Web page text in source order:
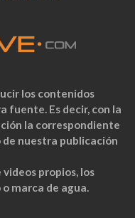
los contenidos
fuente. Es decir, con la
la correspondiente
nuestra publicación
propios, los
marca de agua.